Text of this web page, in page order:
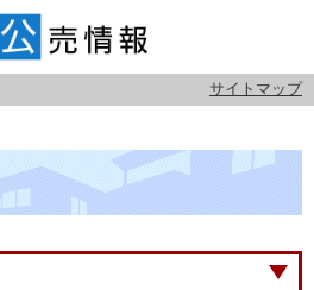
サイトマップ